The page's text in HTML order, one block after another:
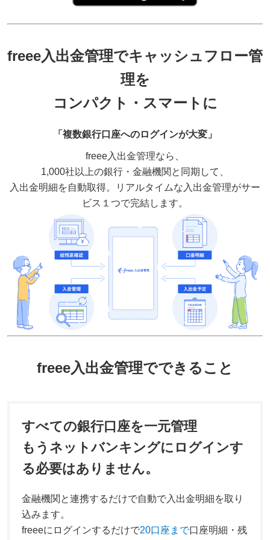
freee入出金管理でキャッシュフロー管
理を
コンパクト・スマートに
「複数銀行口座へのログインが大変」
freee入出金管理なら、
1,000社以上の銀行・金融機関と同期して、
入出金明細を自動取得。リアルタイムな入出金管理がサー
ビス１つで完結します。
freee入出金管理でできること
すべての銀行口座を一元管理
もうネットバンキングにログインす
る必要はありません。
金融機関と連携するだけで自動で入出金明細を取り
込みます。
freeeにログインするだけで20口座まで口座明細・残